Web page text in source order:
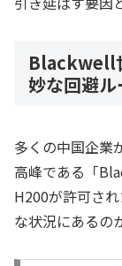
Blackwell
妙な回避ル
多くの中国企業
高峰である「
H200が許可さ
な状況にあるの